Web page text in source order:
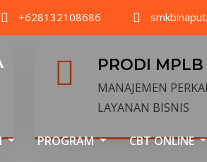
+628132108686
PROGRAM CBT ONLINE
PRODI MPLB
MANAJEMEN
LAYANAN BISNIS